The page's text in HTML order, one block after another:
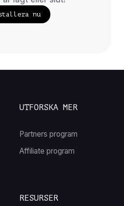
nu
RESURSER
UTFORSKA MER
Partners program
Affiliate program